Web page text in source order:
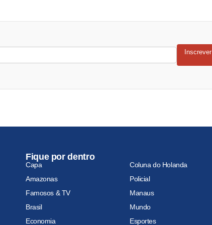
Inscrever
Fique por dentro
Capa
Coluna do Holanda
Amazonas
Policial
Famosos & TV
Manaus
Brasil
Mundo
Economia
Esportes